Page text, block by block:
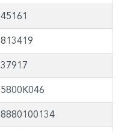
45161
813419
37917
5800K046
8880100134